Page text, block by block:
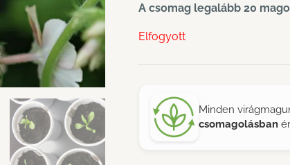
A csomag legalább 20
Elfogyott
Minden
csomagolásban